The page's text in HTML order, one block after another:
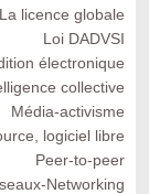
La licence globale
Loi DADVSI
électronique
collective
Média-activisme
logiciel libre
Peer-to-peer
Networking